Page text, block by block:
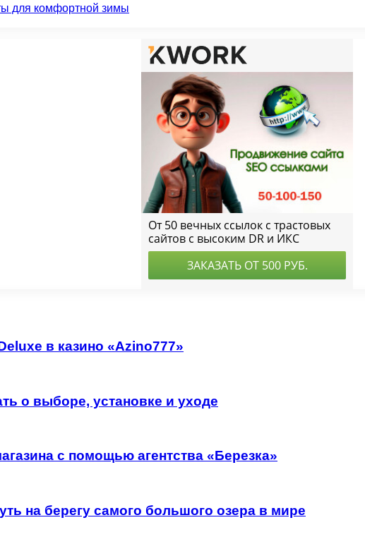
для комфортной зимы
в казино «Azino777»
о выборе, установке и уходе
с помощью агентства «Березка»
на берегу самого большого озера в мире